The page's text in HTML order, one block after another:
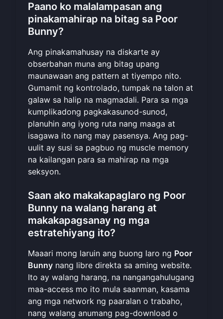
Paano ko malalampasan ang
pinakamahirap na bitag sa Poor
Bunny?
Ang pinakamahusay na diskarte ay
obserbahan muna ang bitag upang
maunawaan ang pattern at tiyempo nito.
Gumamit ng kontrolado, tumpak na talon at
galaw sa halip na magmadali. Para sa mga
kumplikadong pagkakasunod-sunod,
planuhin ang iyong ruta nang maaga at
isagawa ito nang may pasensya. Ang pag-
uulit ay susi sa pagbuo ng muscle memory
na kailangan para sa mahirap na mga
seksyon.
Saan ako makakapaglaro ng Poor
Bunny na walang harang at
makakapagsanay ng mga
estratehiyang ito?
Maaari mong laruin ang buong laro ng Poor
Bunny nang libre direkta sa aming website.
Ito ay walang harang, na nangangahulugang
maa-access mo ito mula saanman, kasama
ang mga network ng paaralan o trabaho,
nang walang anumang pag-download o